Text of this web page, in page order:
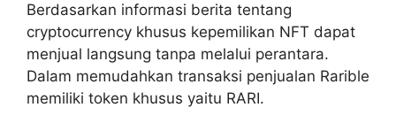
Berdasarkan informasi berita tentang
cryptocurrency khusus kepemilikan NFT dapat
menjual langsung tanpa melalui perantara.
Dalam memudahkan transaksi penjualan Rarible
memiliki token khusus yaitu RARI.